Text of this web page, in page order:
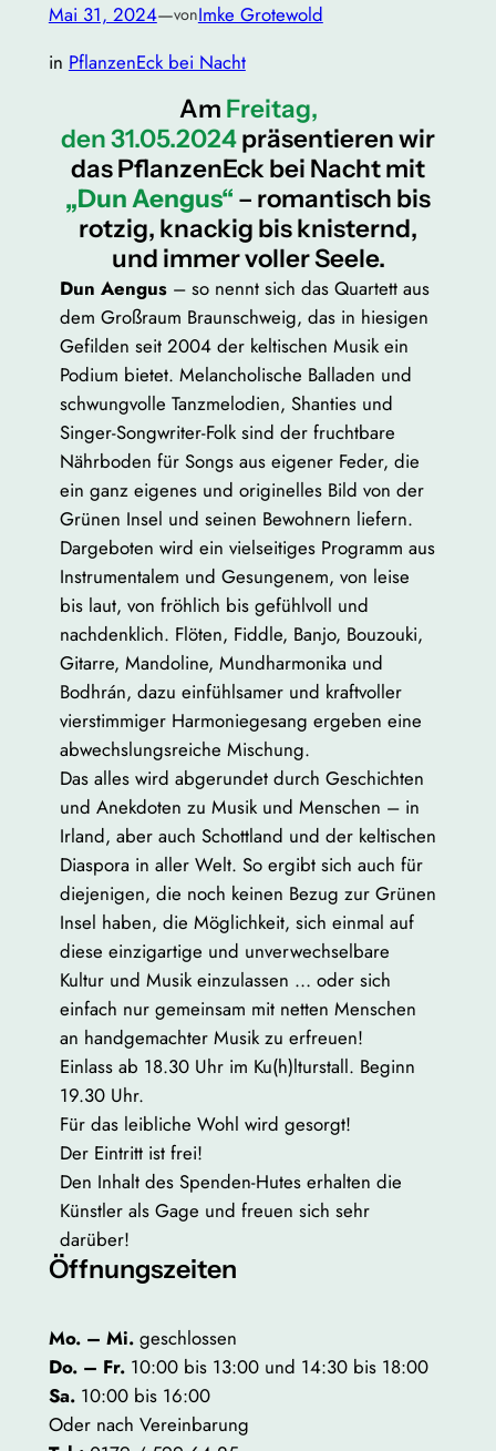
Mai 31, 2024—vonImke Grotewold
in PflanzenEck bei Nacht
Am Freitag,
den 31.05.2024präsentieren wir
das PflanzenEck bei Nacht mit
„Dun Aengus“ – romantisch bis
rotzig, knackig bis knisternd,
und immer voller Seele.
Dun Aengus– so nennt sich das Quartett aus
dem Großraum Braunschweig, das in hiesigen
Gefilden seit 2004 der keltischen Musik ein
Podium bietet. Melancholische Balladen und
schwungvolle Tanzmelodien, Shanties und
Singer-Songwriter-Folk sind der fruchtbare
Nährboden für Songs aus eigener Feder, die
ein ganz eigenes und originelles Bild von der
Grünen Insel und seinen Bewohnern liefern.
Dargeboten wird ein vielseitiges Programm aus
Instrumentalem und Gesungenem, von leise
bis laut, von fröhlich bis gefühlvoll und
nachdenklich. Flöten, Fiddle, Banjo, Bouzouki,
Gitarre, Mandoline, Mundharmonika und
Bodhrán, dazu einfühlsamer und kraftvoller
vierstimmiger Harmoniegesang ergeben eine
abwechslungsreiche Mischung.
Das alles wird abgerundet durch Geschichten
und Anekdoten zu Musik und Menschen – in
Irland, aber auch Schottland und der keltischen
Diaspora in aller Welt. So ergibt sich auch für
diejenigen, die noch keinen Bezug zur Grünen
Insel haben, die Möglichkeit, sich einmal auf
diese einzigartige und unverwechselbare
Kultur und Musik einzulassen … oder sich
einfach nur gemeinsam mit netten Menschen
an handgemachter Musik zu erfreuen!
Einlass ab 18.30 Uhr im Ku(h)lturstall. Beginn
19.30 Uhr.
Für das leibliche Wohl wird gesorgt!
Der Eintritt ist frei!
Den Inhalt des Spenden-Hutes erhalten die
Künstler als Gage und freuen sich sehr
darüber!
Öffnungszeiten
Mo. – Mi.geschlossen
Do. – Fr. 10:00 bis 13:00 und 14:30 bis 18:00
Sa.10:00 bis 16:00
Oder nach Vereinbarung